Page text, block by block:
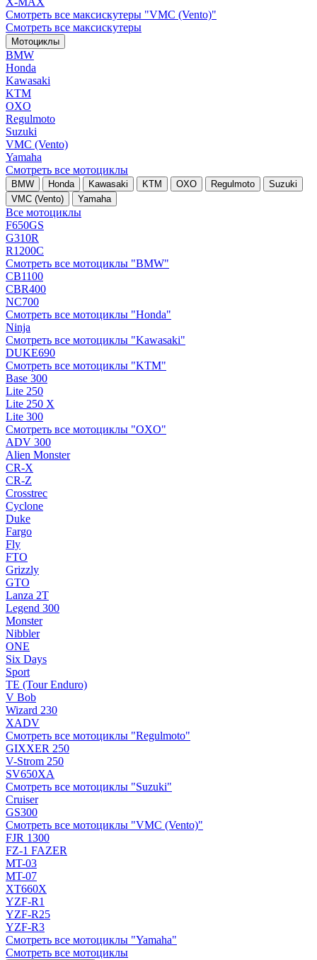
Смотреть все максискутеры "VMC (Vento)"
Смотреть все максискутеры
Мотоциклы
BMW
Honda
Kawasaki
KTM
OXO
Regulmoto
Suzuki
VMC (Vento)
Yamaha
Смотреть все мотоциклы
BMW Honda Kawasaki KTM OXO Regulmoto
Suzuki
VMC (Vento)
Yamaha
Все мотоциклы
F650GS
G310R
R1200C
Смотреть все мотоциклы "BMW"
CB1100
CBR400
NC700
Смотреть все мотоциклы "Honda"
Ninja
Смотреть все мотоциклы "Kawasaki"
DUKE690
Смотреть все мотоциклы "KTM"
Base 300
Lite 250
Lite 250 X
Lite 300
Смотреть все мотоциклы "OXO"
ADV 300
Alien Monster
CR-X
CR-Z
Crosstrec
Cyclone
Duke
Fargo
Fly
FTO
Grizzly
GTO
Lanza 2T
Legend 300
Monster
Nibbler
ONE
Six Days
Sport
TE (Tour Enduro)
V Bob
Wizard 230
XADV
Смотреть все мотоциклы "Regulmoto"
GIXXER 250
V-Strom 250
SV650XA
Смотреть все мотоциклы "Suzuki"
Cruiser
GS300
Смотреть все мотоциклы "VMC (Vento)"
FJR 1300
FZ-1 FAZER
MT-03
MT-07
XT660X
YZF-R1
YZF-R25
YZF-R3
Смотреть все мотоциклы "Yamaha"
Смотреть все мотоциклы